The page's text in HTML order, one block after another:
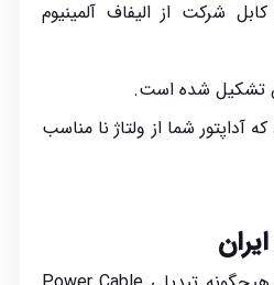
شرکت از الیفاف آلمینیوم
تشکیل شده است.
شما از ولتاژ نا مناسب